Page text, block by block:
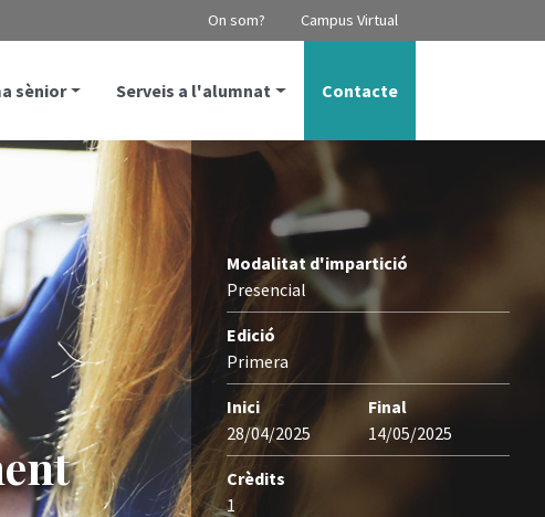
On som? Campus Virtual
sènior Serveis a l'alumnat Contacte
Modalitat d'impartició
Presencial
Edició
Primera
Inici
28/04/2025
Final
14/05/2025
Crèdits
1